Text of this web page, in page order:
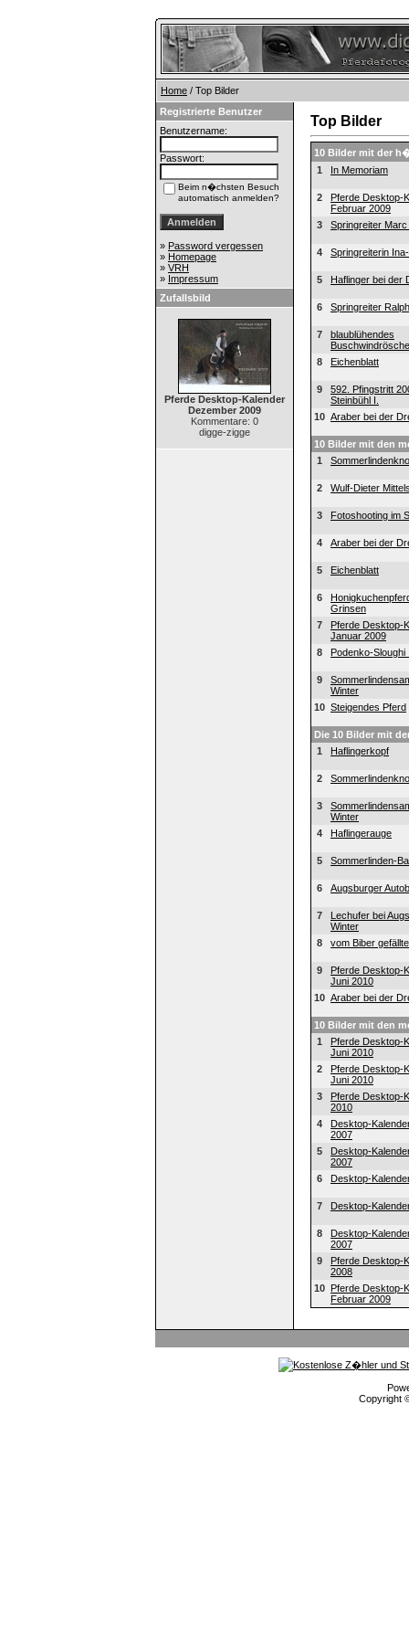
Home / Top Bilder
Registrierte Benutzer
Benutzername:
Passwort:
Beim n�chsten Besuch
automatisch anmelden?
» Password vergessen
» Homepage
» VRH
» Impressum
Zufallsbild
Pferde Desktop-Kalender
Dezember 2009
Kommentare: 0
digge-zigge
Top Bilder
10 Bilder mit der
1
In Memoriam
2
Pferde Desktop-
Februar 2009
3
Springreiter Marc
4 Springreiterin
5 Haflinger bei der
6 Springreiter
7
blaublühendes
8
Eichenblatt
9
592. Pfingstritt
Steinbühl I.
10 Araber bei der
10 Bilder mit den
1
2 Wulf-Dieter
3 Fotoshooting im
4 Araber bei der
5 Eichenblatt
6
Grinsen
7
Pferde Desktop-
Januar 2009
8
Podenko-Sloughi
9
Winter
10 Steigendes Pferd
Die 10 Bilder mit
1
Haflingerkopf
2
3
Winter
4
Haflingerauge
5 Sommerlinden-
6 Augsburger
7
Lechufer bei
Winter
8
vom Biber
9
Pferde Desktop-
Juni 2010
10 Araber bei der
10 Bilder mit den
1
Pferde Desktop-
Juni 2010
2
Pferde Desktop-
Juni 2010
3
Pferde Desktop-
2010
4
Desktop-
2007
5
Desktop-
2007
6
Desktop-
7 Desktop-
8
Desktop-
2007
9
Pferde Desktop-
2008
10 Pferde Desktop-
Februar 2009
Copyright